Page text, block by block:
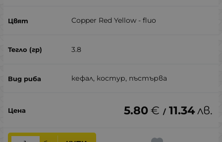
Copper Red Yellow - fluo
3.8
кефал, костур, пъстърва
5.80€ / 11.34лв.